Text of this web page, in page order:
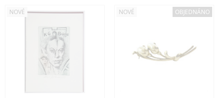
NOVÉ NOVÉ OBJEDNÁNO